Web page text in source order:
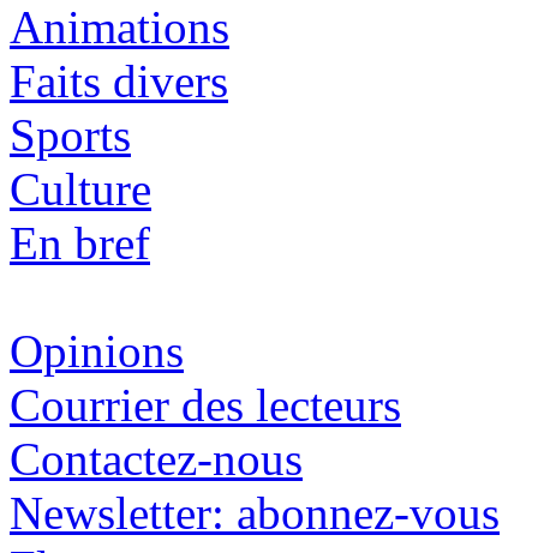
Animations
Faits divers
Sports
Culture
En bref
Opinions
Courrier des lecteurs
Contactez-nous
Newsletter: abonnez-vous